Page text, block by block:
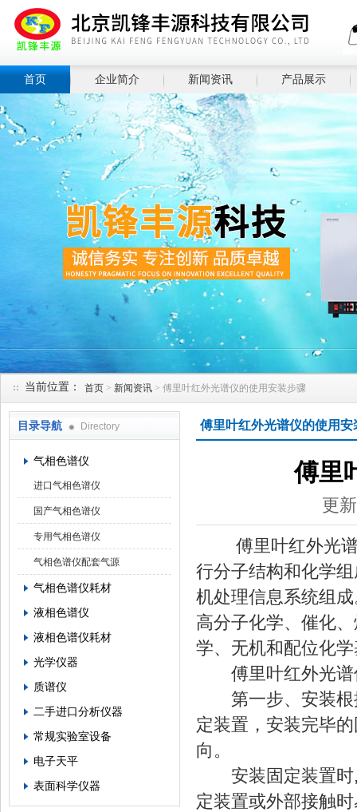
首页 企业简介 新闻资讯 产品展示
当前位置： 首页 > 新闻资讯 > 傅里叶红外光谱仪的使用安装步骤
目录导航 Directory
气相色谱仪
进口气相色谱仪
国产气相色谱仪
专用气相色谱仪
气相色谱仪配套气源
气相色谱仪耗材
液相色谱仪
液相色谱仪耗材
光学仪器
质谱仪
二手进口分析仪器
常规实验室设备
电子天平
表面科学仪器
傅里叶红外光谱仪的使用安
傅里
更
傅里叶红外光谱
行分子结构和化学
机处理信息系统组
高分子化学、催化
学、无机和配位化
傅里叶红外光谱
第一步、安装根
定装置，安装完毕
向。
安装固定装置时,
定装置或外部接触